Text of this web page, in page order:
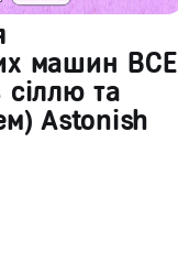
машин ВСЕ
та
Astonish